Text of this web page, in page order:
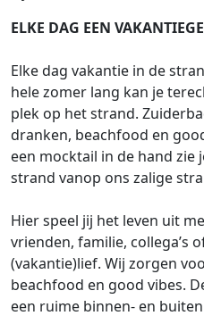
ELKE DAG EEN
Elke dag vakantie in de
hele zomer lang kan je
plek op het strand.
dranken, beachfood en
een mocktail in de hand zie
strand vanop ons zalige
Hier speel jij het leven uit
vrienden, familie, collega’s
(vakantie)lief. Wij zorgen
beachfood en good vibes.
een ruime binnen- en